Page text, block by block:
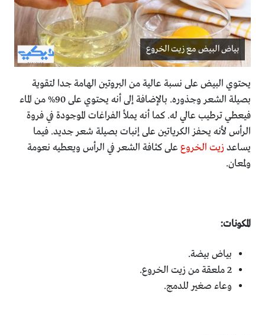
بياض البيض مع زيت الخروع
يحتوي البيض على نسبة عالية من البروتين الهامة جدا لتقوية
بصيلة الشعر وجذوره. بالإضافة إلى أنه يحتوي على 90% من الماء
فيعطي ترطيب عالي له. كما أنه يملأ الفراغات الموجودة في فروة
الرأس لأنه يحفز الكرياتين على إنبات بصيلة شعر جديد. فيما
يساعدزيت الخروع على كثافة الشعر في الرأس ويعطيه نعومة
ولمعان.
المكونات:
بياض بيضة.
2 ملعقة من زيت الخروع.
وعاء صغير للدمج.